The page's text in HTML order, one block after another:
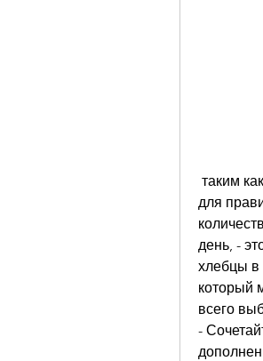
для
день, -
хлебцы в
который
всего
-